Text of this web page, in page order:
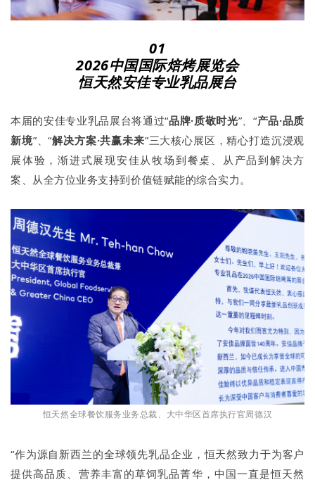
01
2026中国国际焙烤展览会
恒天然安佳专业乳品展台
本届的安佳专业乳品展台将通过“品牌·质敬时光”、“产品·品质
新境”、“解决方案·共赢未来”三大核心展区，精心打造沉浸观
展体验，渐进式展现安佳从牧场到餐桌、从产品到解决方
案、从全方位业务支持到价值链赋能的综合实力。
恒天然全球餐饮服务业务总裁、大中华区首席执行官周德汉
“作为源自新西兰的全球领先乳品企业，恒天然致力于为客户
提供高品质、营养丰富的草饲乳品菁华，中国一直是恒天然